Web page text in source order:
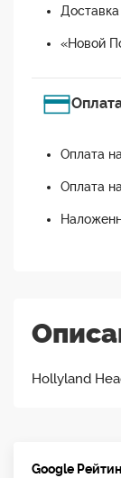
«Новой
Оплата
Оплата
Hollyland
Google